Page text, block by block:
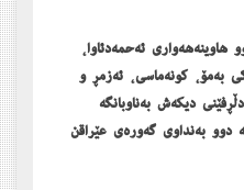
ھاوینەھەواری ئەحمەدئاوا،
بەمۆ، کونەماسی، ئەزمڕ و
دیکەش بەناوبانگە
دوو به‌نداوی گه‌وره‌ی عێراقن